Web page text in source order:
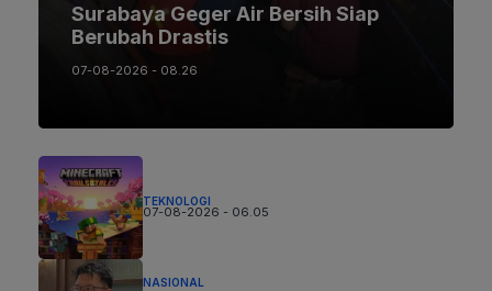
Surabaya Geger Air Bersih Siap
Berubah Drastis
07-08-2026 - 08.26
TEKNOLOGI
07-08-2026 - 06.05
NASIONAL